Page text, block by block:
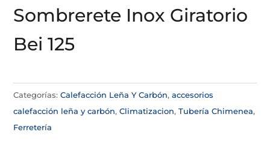
Sombrerete Inox Giratorio
Bei 125
Categorías:Calefacción Leña Y Carbón,accesorios
calefacción leña y carbón,Climatizacion,Tubería Chimenea,
Ferretería